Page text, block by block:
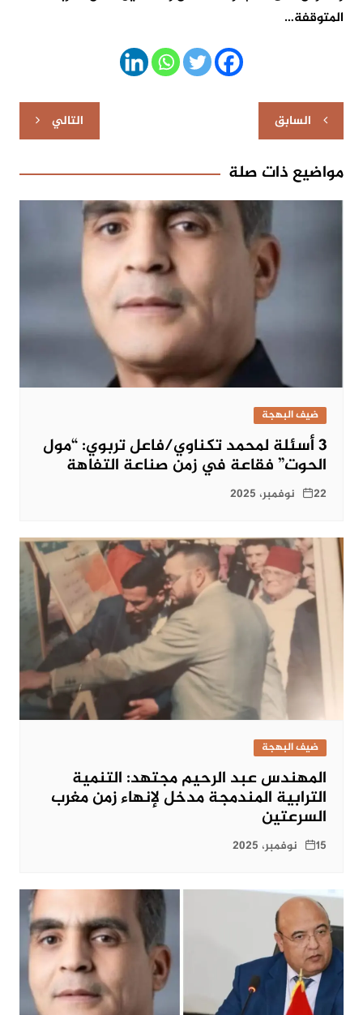
المتوقفة…
تصفّح
المقالات
السابق التالي
مواضيع ذات صلة
ضيف البهجة
3 أسئلة لمحمد تكناوي/فاعل تربوي: “مول
الحوت” فقاعة في زمن صناعة التفاهة
22 نوفمبر، 2025
ضيف البهجة
المهندس عبد الرحيم مجتهد: التنمية
الترابية المندمجة مدخل لإنهاء زمن مغرب
السرعتين
15 نوفمبر، 2025